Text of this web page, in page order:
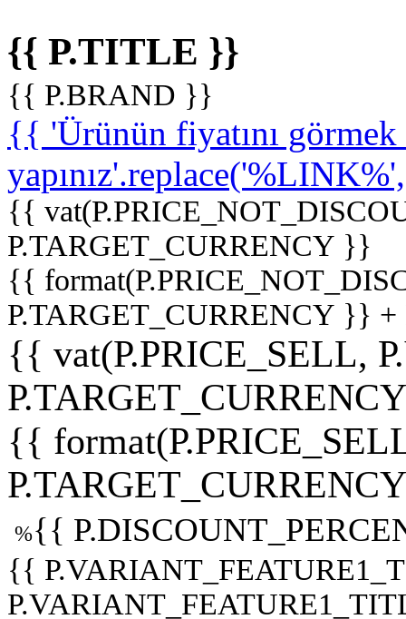
{{ P.TITLE }}
{{ P.BRAND }}
{{ 'Ürünün fiyatını
{{
P.TARGET_CURRENCY }}
{{
P.TARGET_CURRENCY }}
{{ vat(P.PRICE_SELL,
{{
%{{
{{